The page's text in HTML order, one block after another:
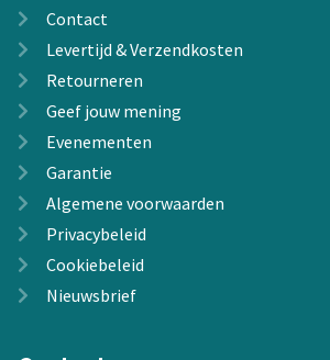
Contact
Levertijd & Verzendkosten
Retourneren
Geef jouw mening
Evenementen
Garantie
Algemene voorwaarden
Privacybeleid
Cookiebeleid
Nieuwsbrief